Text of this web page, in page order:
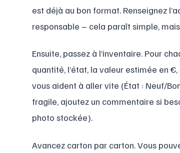
est déjà au bon format. Renseignez
responsable – cela paraît simple,
Ensuite, passez à l’inventaire. Pour
quantité, l’état, la valeur estimée en
vous aident à aller vite (État : Neuf/
fragile, ajoutez un commentaire si
photo stockée).
Avancez carton par carton. Vous